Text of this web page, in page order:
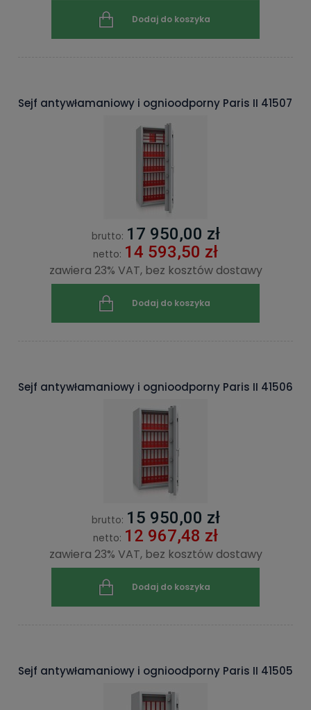
Dodaj do koszyka
Sejf antywłamaniowy i ognioodporny Paris II 41507
brutto: 17 950,00 zł
netto: 14 593,50 zł
zawiera 23% VAT, bez kosztów dostawy
Dodaj do koszyka
Sejf antywłamaniowy i ognioodporny Paris II 41506
brutto: 15 950,00 zł
netto: 12 967,48 zł
zawiera 23% VAT, bez kosztów dostawy
Dodaj do koszyka
Sejf antywłamaniowy i ognioodporny Paris II 41505